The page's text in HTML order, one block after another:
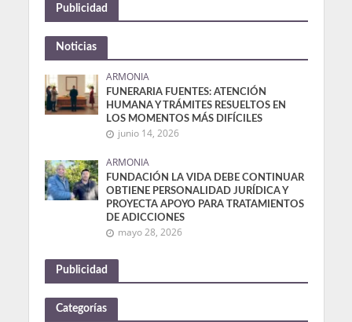
Publicidad
Noticias
ARMONIA
FUNERARIA FUENTES: ATENCIÓN
HUMANA Y TRÁMITES RESUELTOS EN
LOS MOMENTOS MÁS DIFÍCILES
junio 14, 2026
ARMONIA
FUNDACIÓN LA VIDA DEBE CONTINUAR
OBTIENE PERSONALIDAD JURÍDICA Y
PROYECTA APOYO PARA TRATAMIENTOS
DE ADICCIONES
mayo 28, 2026
Publicidad
Categorías